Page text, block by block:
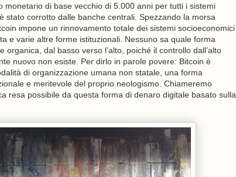
monetario di base vecchio di 5.000 anni per tutti i sistemi
corrotto dalle banche centrali. Spezzando la morsa
impone un rinnovamento totale dei sistemi socioeconomici
e varie altre forme istituzionali. Nessuno sa quale forma
dal basso verso l’alto, poiché il controllo dall’alto
nuovo non esiste. Per dirlo in parole povere: Bitcoin è
di organizzazione umana non statale, una forma
e meritevole del proprio neologismo. Chiameremo
resa possibile da questa forma di denaro digitale basato sulla